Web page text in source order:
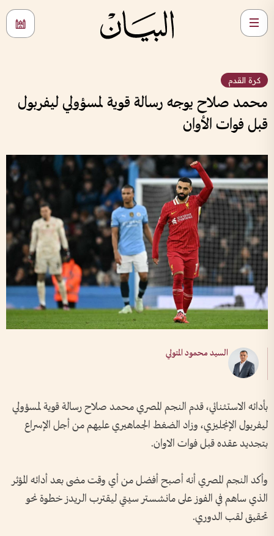
كرة القدم
محمد صلاح يوجه رسالة قوية لمسؤولي ليفربول
قبل فوات الأوان
السيد محمود المتولي
بأدائه الاستثنائي، قدم النجم المصري محمد صلاح رسالة قوية لمسؤولي
ليفربول الإنجليزي، وزاد الضغط الجماهيري عليهم من أجل الإسراع
بتجديد عقده قبل فوات الاوان.
وأكد النجم المصري أنه أصبح أفضل من أي وقت مضى بعد أدائه المؤثر
الذي ساهم في الفوز على مانشستر سيتي ليقترب الريدز خطوة نحو
تحقيق لقب الدوري.